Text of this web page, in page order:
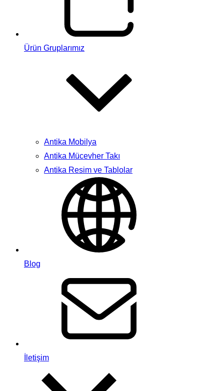
Ürün Gruplarımız
Antika Mobilya
Antika Mücevher Takı
Antika Resim ve Tablolar
Blog
İletişim